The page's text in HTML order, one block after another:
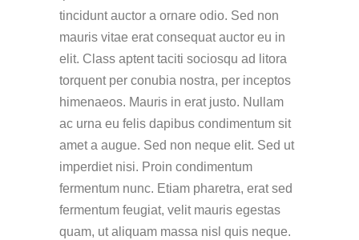
tincidunt auctor a ornare odio. Sed non
mauris vitae erat consequat auctor eu in
elit. Class aptent taciti sociosqu ad litora
torquent per conubia nostra, per inceptos
himenaeos. Mauris in erat justo. Nullam
ac urna eu felis dapibus condimentum sit
amet a augue. Sed non neque elit. Sed ut
imperdiet nisi. Proin condimentum
fermentum nunc. Etiam pharetra, erat sed
fermentum feugiat, velit mauris egestas
quam, ut aliquam massa nisl quis neque.